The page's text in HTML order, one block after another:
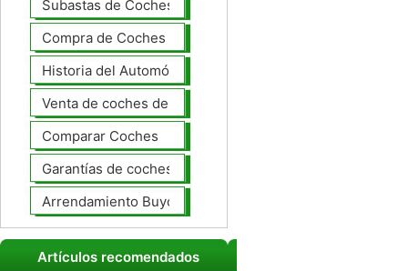
Subastas de Coches
Compra de Coches Basics
Historia del Automóvil
Venta de coches de lujo
Comparar Coches
Garantías de coches ampliado
Arrendamiento Buyout
Artículos recomendados